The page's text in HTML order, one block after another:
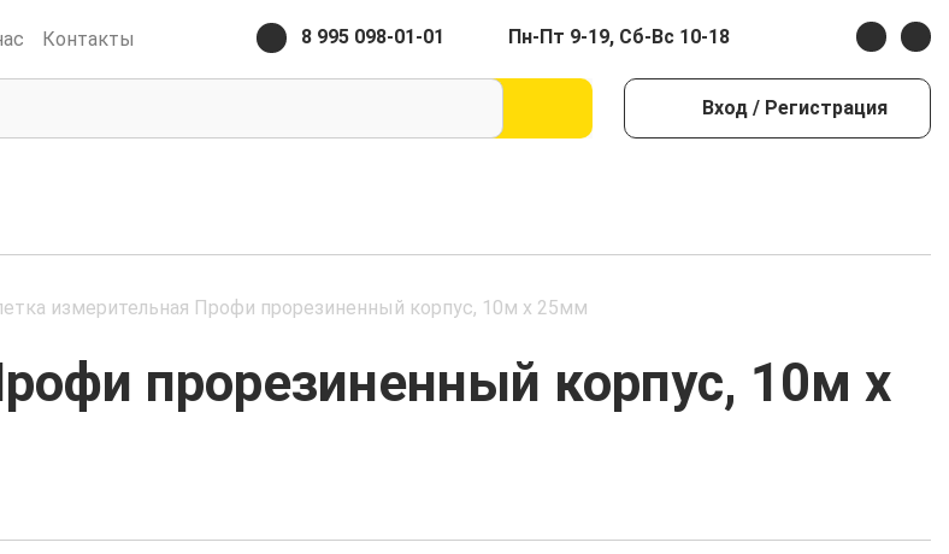
Контакты 8 995 098-01-01 Пн-Пт 9-19, Сб-Вс 10-18
Вход / Регистрация
измерительная Профи прорезиненный корпус, 10м х 25мм
прорезиненный корпус, 10м х